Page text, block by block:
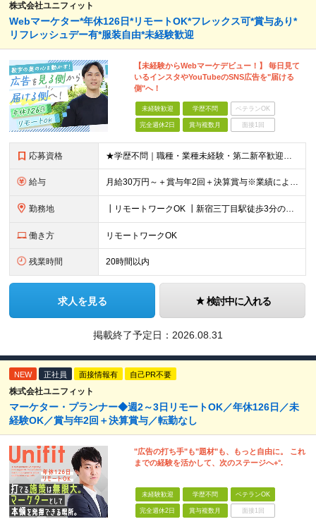
株式会社ユニフィット
Webマーケター*年休126日*リモートOK*フレックス可*賞与あり*
リフレッシュデー有*服装自由*未経験歓迎
【未経験からWebマーケデビュー！】 毎日見て
いるインスタやYouTubeのSNS広告を"届ける
側"へ！
未経験歓迎 学歴不問 ベテランOK
完全週休2日 賞与複数月 面接1回
応募資格 ★学歴不問｜職種・業種未経験・第二新卒歓迎★ ＊数字や専門知識は一切不要です ≪こんな方にピッタリ！≫ ‥‥‥‥‥‥‥‥‥‥‥‥ ◎接客・販売・カウンター業務の経験を活かしたい方 ◎立ち仕事から、腰
給与 月給30万円～＋賞与年2回＋決算賞与※業績による ※上記月給額を目安として、経験や前職給与などを踏まえ、相談のうえ給与額が変動する可能性がございます。 ※試用期間中は賞与対象外となります。※試用期間
勤務地 ┃リモートワークOK ┃新宿三丁目駅徒歩3分のオフィス ┃転勤なし 【本社】 東京都新宿区新宿5-13-9 太平洋不動産新宿ビル 2F ＼オフィスの雰囲気についてご紹介／ 落ち着いた色味でまとめら
働き方 リモートワークOK
残業時間 20時間以内
求人を見る 検討中に入れる
掲載終了予定日： 2026.08.31
NEW 正社員 面接情報有 自己PR不要
株式会社ユニフィット
マーケター・プランナー◆週2～3日リモートOK／年休126日／未
経験OK／賞与年2回＋決算賞与／転勤なし
"広告の打ち手"も"題材"も、もっと自由に。 これ
までの経験を活かして、次のステージへ+°.
未経験歓迎 学歴不問 ベテランOK
完全週休2日 賞与複数月 面接1回